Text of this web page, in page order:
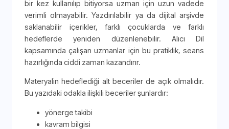
bir kez kullanılıp bitiyorsa uzman için uzun vadede
verimli olmayabilir. Yazdırılabilir ya da dijital arşivde
saklanabilir içerikler, farklı çocuklarda ve farklı
hedeflerde yeniden düzenlenebilir. Alıcı Dil
kapsamında çalışan uzmanlar için bu pratiklik, seans
hazırlığında ciddi zaman kazandırır.
Materyalin hedeflediği alt beceriler de açık olmalıdır.
Bu yazıdaki odakla ilişkili beceriler şunlardır:
yönerge takibi
kavram bilgisi